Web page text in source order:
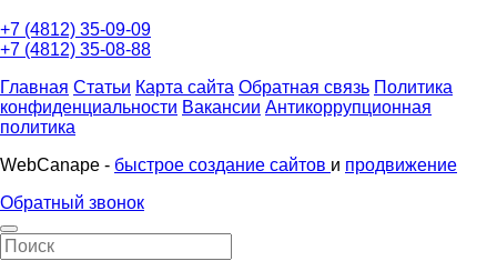
+7 (4812) 35-09-09
+7 (4812) 35-08-88
Главная Статьи Карта сайта Обратная связь Политика
конфиденциальности Вакансии Антикоррупционная
политика
WebCanape - быстрое создание сайтов и продвижение
Обратный звонок